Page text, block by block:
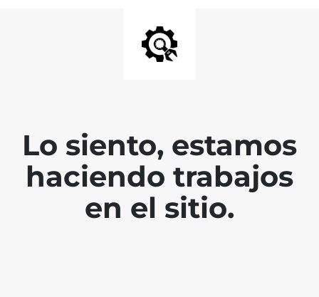
Lo siento, estamos
haciendo trabajos
en el sitio.